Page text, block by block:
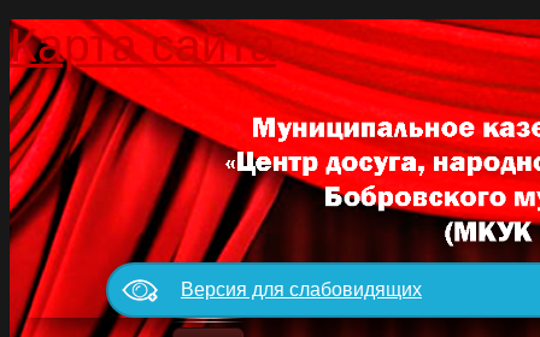
Карта сайта
Версия для слабовидящих